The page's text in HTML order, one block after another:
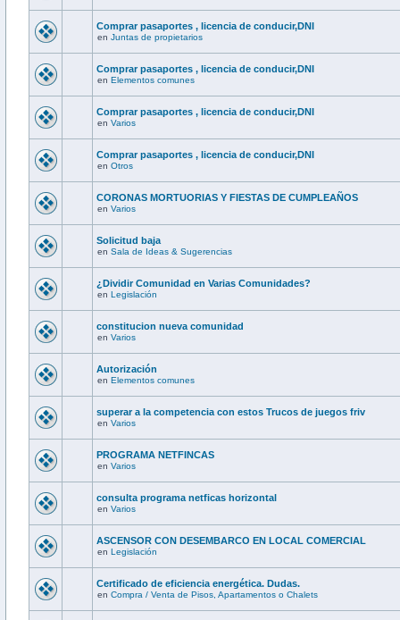
Comprar pasaportes , licencia de conducir,DNI
en Juntas de propietarios
Comprar pasaportes , licencia de conducir,DNI
en Elementos comunes
Comprar pasaportes , licencia de conducir,DNI
en Varios
Comprar pasaportes , licencia de conducir,DNI
en Otros
CORONAS MORTUORIAS Y FIESTAS DE CUMPLEAÑOS
en Varios
Solicitud baja
en Sala de Ideas & Sugerencias
¿Dividir Comunidad en Varias Comunidades?
en Legislación
constitucion nueva comunidad
en Varios
Autorización
en Elementos comunes
superar a la competencia con estos Trucos de juegos friv
en Varios
PROGRAMA NETFINCAS
en Varios
consulta programa netficas horizontal
en Varios
ASCENSOR CON DESEMBARCO EN LOCAL COMERCIAL
en Legislación
Certificado de eficiencia energética. Dudas.
en Compra / Venta de Pisos, Apartamentos o Chalets